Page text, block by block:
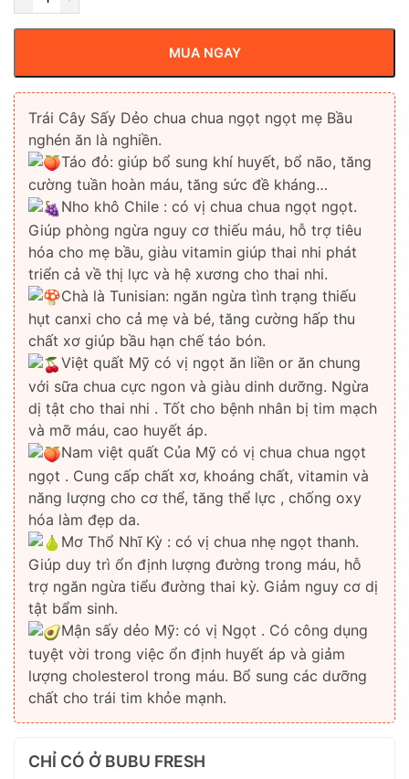
MUA NGAY
Trái Cây Sấy Dẻo chua chua ngọt ngọt mẹ Bầu
nghén ăn là nghiền.
Táo đỏ: giúp bổ sung khí huyết, bổ não, tăng
cường tuần hoàn máu, tăng sức đề kháng…
Nho khô Chile : có vị chua chua ngọt ngọt.
Giúp phòng ngừa nguy cơ thiếu máu, hỗ trợ tiêu
hóa cho mẹ bầu, giàu vitamin giúp thai nhi phát
triển cả về thị lực và hệ xương cho thai nhi.
Chà là Tunisian: ngăn ngừa tình trạng thiếu
hụt canxi cho cả mẹ và bé, tăng cường hấp thu
chất xơ giúp bầu hạn chế táo bón.
Việt quất Mỹ có vị ngọt ăn liền or ăn chung
với sữa chua cực ngon và giàu dinh dưỡng. Ngừa
dị tật cho thai nhi . Tốt cho bệnh nhân bị tim mạch
và mỡ máu, cao huyết áp.
Nam việt quất Của Mỹ có vị chua chua ngọt
ngọt . Cung cấp chất xơ, khoáng chất, vitamin và
năng lượng cho cơ thể, tăng thể lực , chống oxy
hóa làm đẹp da.
Mơ Thổ Nhĩ Kỳ : có vị chua nhẹ ngọt thanh.
Giúp duy trì ổn định lượng đường trong máu, hỗ
trợ ngăn ngừa tiểu đường thai kỳ. Giảm nguy cơ dị
tật bẩm sinh.
Mận sấy dẻo Mỹ: có vị Ngọt . Có công dụng
tuyệt vời trong việc ổn định huyết áp và giảm
lượng cholesterol trong máu. Bổ sung các dưỡng
chất cho trái tim khỏe mạnh.
CHỈ CÓ Ở BUBU FRESH